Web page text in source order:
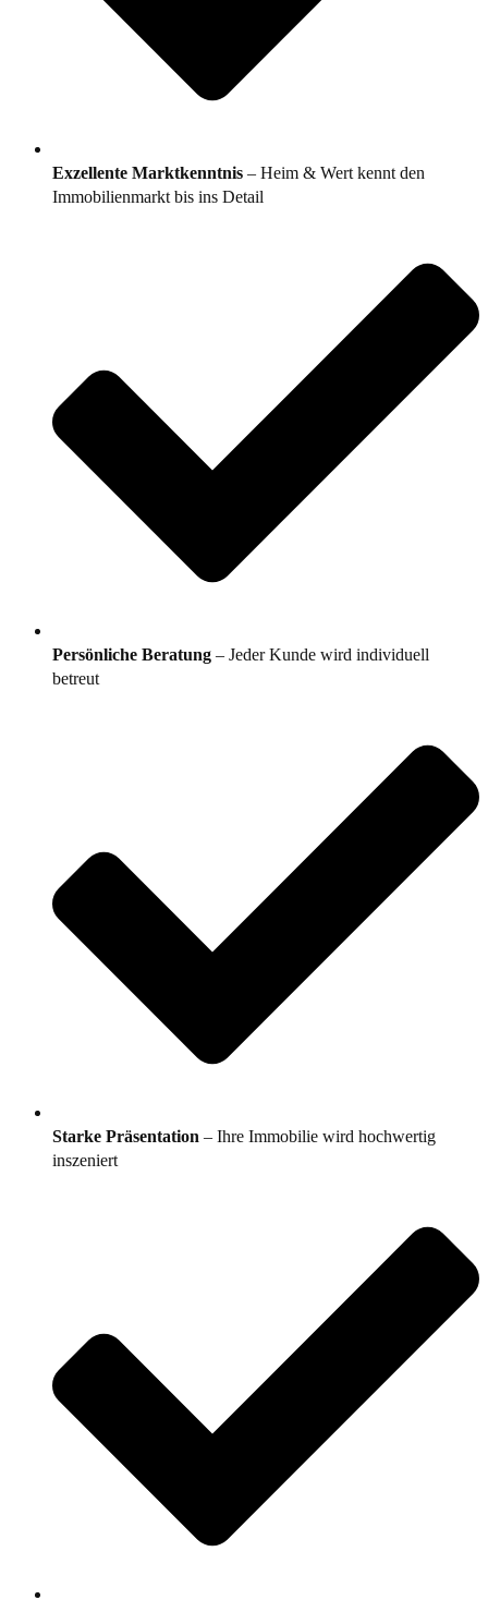
Exzellente Marktkenntnis – Heim & Wert kennt den
Immobilienmarkt bis ins Detail
Persönliche Beratung – Jeder Kunde wird individuell
betreut
Starke Präsentation – Ihre Immobilie wird hochwertig
inszeniert